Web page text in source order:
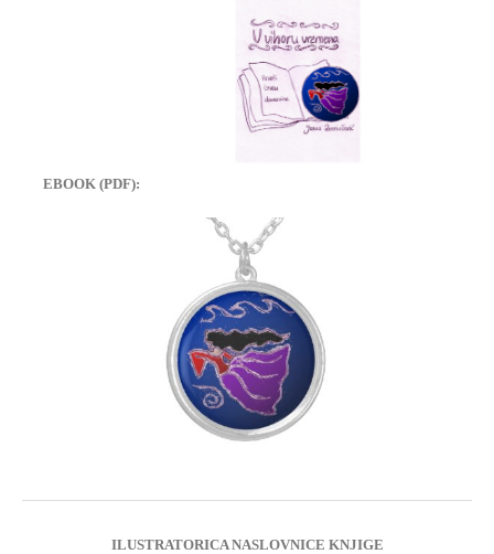
EBOOK (PDF):
ILUSTRATORICA NASLOVNICE KNJIGE